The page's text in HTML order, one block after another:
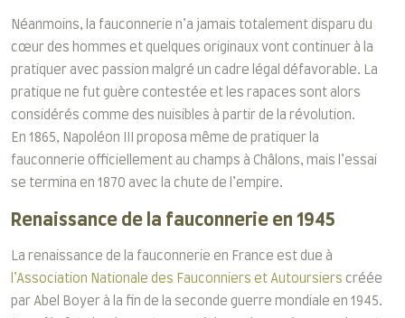
Néanmoins, la fauconnerie n’a jamais totalement disparu du
cœur des hommes et quelques originaux vont continuer à la
pratiquer avec passion malgré un cadre légal défavorable. La
pratique ne fut guère contestée et les rapaces sont alors
considérés comme des nuisibles à partir de la révolution.
En 1865, Napoléon III proposa même de pratiquer la
fauconnerie officiellement au champs à Châlons, mais l’essai
se termina en 1870 avec la chute de l’empire.
Renaissance de la fauconnerie en 1945
La renaissance de la fauconnerie en France est due à
l’Association Nationale des Fauconniers et Autoursiers créée
par Abel Boyer à la fin de la seconde guerre mondiale en 1945.